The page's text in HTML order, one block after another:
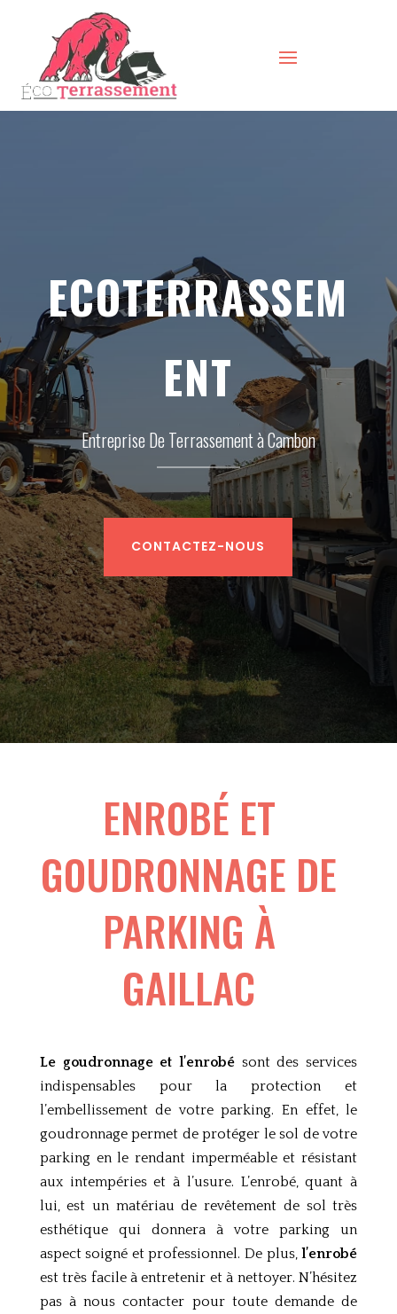
ECOTERRASSEM
ENT
Entreprise De Terrassement à Cambon
CONTACTEZ-NOUS
ENROBÉ ET
GOUDRONNAGE DE
PARKING À
GAILLAC
Le goudronnage et l’enrobé sont des services
indispensables pour la protection et
l’embellissement de votre parking. En effet, le
goudronnage permet de protéger le sol de votre
parking en le rendant imperméable et résistant
aux intempéries et à l’usure. L’enrobé, quant à
lui, est un matériau de revêtement de sol très
esthétique qui donnera à votre parking un
aspect soigné et professionnel. De plus,l’enrobé
est très facile à entretenir et à nettoyer. N’hésitez
pas à nous contacter pour toute demande de